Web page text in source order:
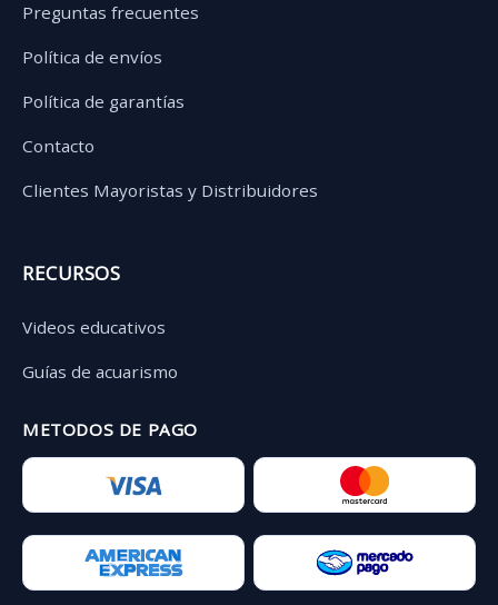
Preguntas frecuentes
Política de envíos
Política de garantías
Contacto
Clientes Mayoristas y Distribuidores
RECURSOS
Videos educativos
Guías de acuarismo
METODOS DE PAGO